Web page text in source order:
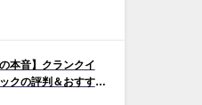
の本音】クランクイ
クの評判＆おすすめ